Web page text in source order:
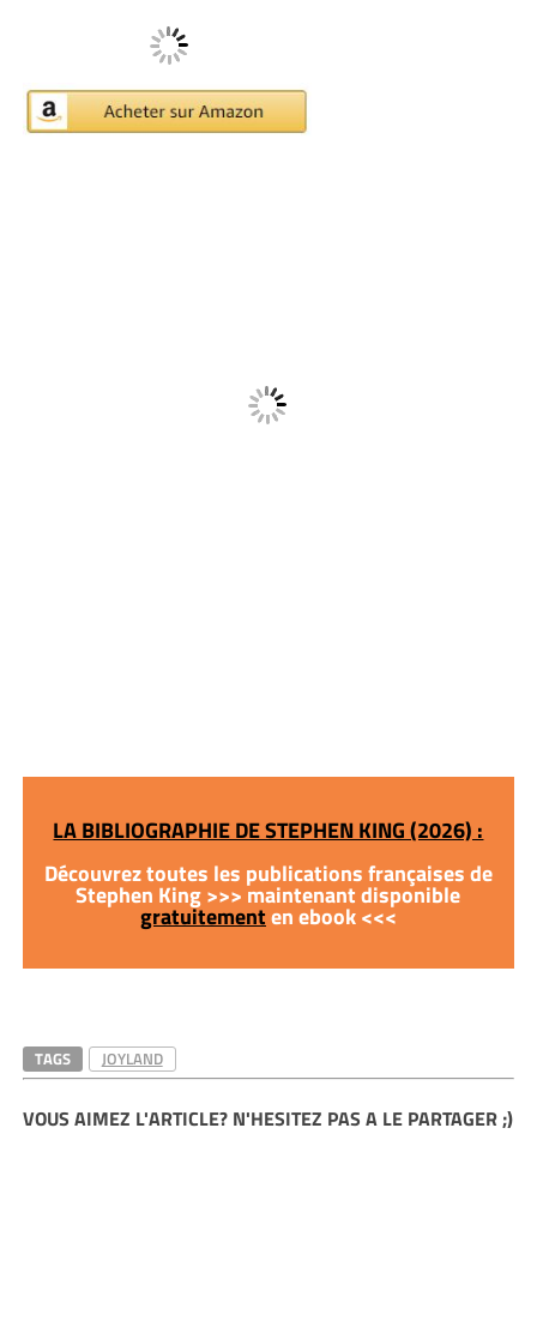
LA BIBLIOGRAPHIE DE STEPHEN KING (2026) :
Découvrez toutes les publications françaises de
Stephen King >>> maintenant disponible
gratuitementen ebook <<<
TAGS JOYLAND
VOUS AIMEZ L'ARTICLE? N'HESITEZ PAS A LE PARTAGER ;)